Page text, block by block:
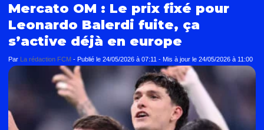
Mercato OM : Le prix fixé pour
Leonardo Balerdi fuite, ça
s’active déjà en europe
Par La rédaction FCM - Publié le 24/05/2026 à 07:11 - Mis à jour le 24/05/2026 à 11:00